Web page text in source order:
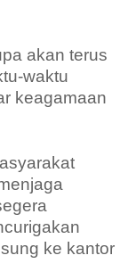
akan terus
waktu
keagamaan
ke kantor